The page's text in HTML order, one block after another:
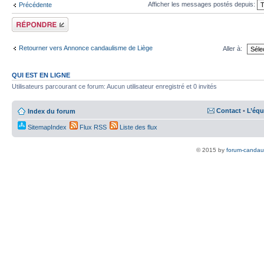
Précédente Afficher les messages postés depuis:
Répondre
Retourner vers Annonce candaulisme de Liège Aller à:
QUI EST EN LIGNE
Utilisateurs parcourant ce forum: Aucun utilisateur enregistré et 0 invités
Index du forum Contact •
SitemapIndex Flux RSS Liste des flux
© 2015 by forum-